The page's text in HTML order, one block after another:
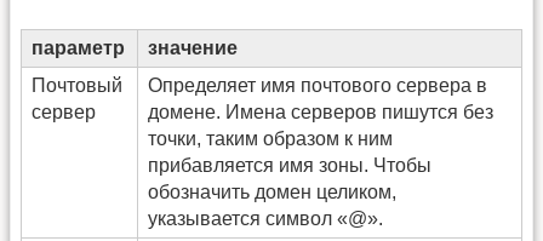
параметр
значение
Почтовый
сервер
Определяет имя почтового сервера в
домене. Имена серверов пишутся без
точки, таким образом к ним
прибавляется имя зоны. Чтобы
обозначить домен целиком,
указывается символ «@».